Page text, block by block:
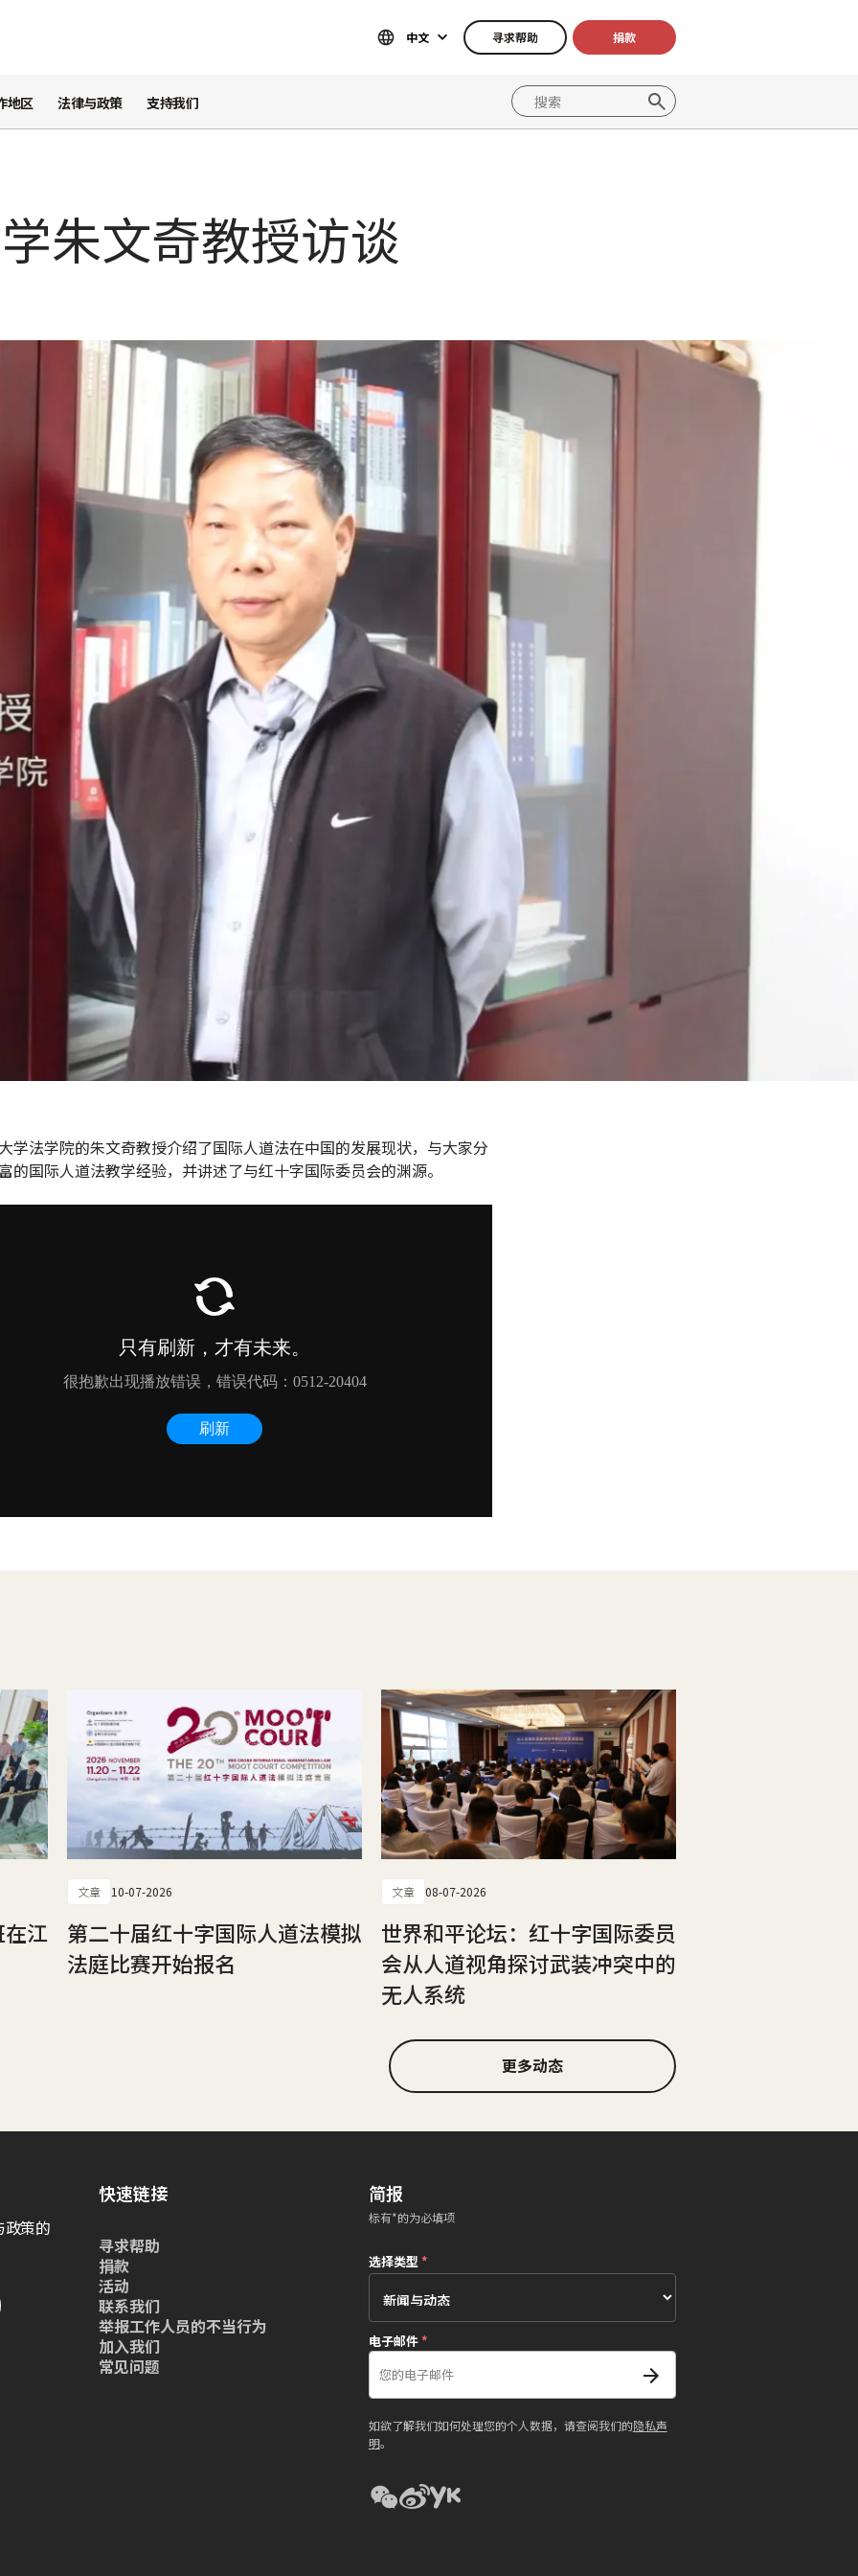
中文 寻求帮助 捐款
地区 法律与政策 支持我们
朱文奇教授访谈
学法学院的朱文奇教授介绍了国际人道法在中国的发展现状，与大家分
的国际人道法教学经验，并讲述了与红十字国际委员会的渊源。
江
文章 10-07-2026
第二十届红十字国际人道法模拟
法庭比赛开始报名
文章 08-07-2026
世界和平论坛：红十字国际委员
会从人道视角探讨武装冲突中的
无人系统
更多动态
政策的
快速链接
寻求帮助
捐款
活动
联系我们
举报工作人员的不当行为
加入我们
常见问题
简报
标有*的为必填项
选择类型 *
电子邮件*
如欲了解我们如何处理您的个人数据，请查阅我们的隐私声
明。